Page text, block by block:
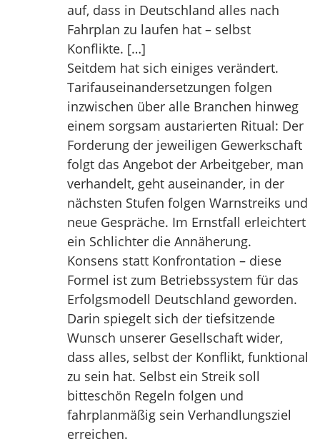
auf, dass in Deutschland alles nach
Fahrplan zu laufen hat – selbst
Konflikte. […]
Seitdem hat sich einiges verändert.
Tarifauseinandersetzungen folgen
inzwischen über alle Branchen hinweg
einem sorgsam austarierten Ritual: Der
Forderung der jeweiligen Gewerkschaft
folgt das Angebot der Arbeitgeber, man
verhandelt, geht auseinander, in der
nächsten Stufen folgen Warnstreiks und
neue Gespräche. Im Ernstfall erleichtert
ein Schlichter die Annäherung.
Konsens statt Konfrontation – diese
Formel ist zum Betriebssystem für das
Erfolgsmodell Deutschland geworden.
Darin spiegelt sich der tiefsitzende
Wunsch unserer Gesellschaft wider,
dass alles, selbst der Konflikt, funktional
zu sein hat. Selbst ein Streik soll
bitteschön Regeln folgen und
fahrplanmäßig sein Verhandlungsziel
erreichen.